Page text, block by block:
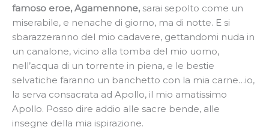
famoso eroe, Agamennone, sarai sepolto come un
miserabile, e nenache di giorno, ma di notte. E si
sbarazzeranno del mio cadavere, gettandomi nuda in
un canalone, vicino alla tomba del mio uomo,
nell’acqua di un torrente in piena, e le bestie
selvatiche faranno un banchetto con la mia carne…io,
la serva consacrata ad Apollo, il mio amatissimo
Apollo. Posso dire addio alle sacre bende, alle
insegne della mia ispirazione.